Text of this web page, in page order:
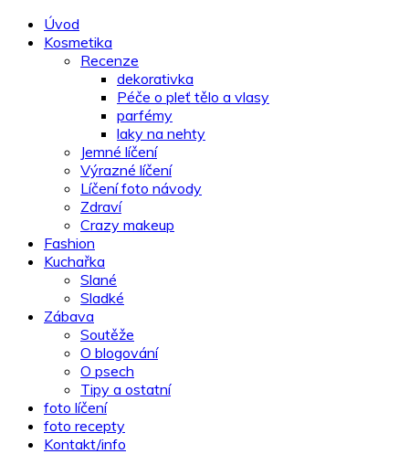
Úvod
Kosmetika
Recenze
dekorativka
Péče o pleť tělo a vlasy
parfémy
laky na nehty
Jemné líčení
Výrazné líčení
Líčení foto návody
Zdraví
Crazy makeup
Fashion
Kuchařka
Slané
Sladké
Zábava
Soutěže
O blogování
O psech
Tipy a ostatní
foto líčení
foto recepty
Kontakt/info